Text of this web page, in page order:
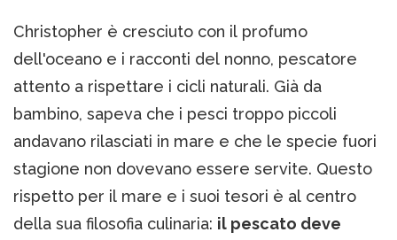
Christopher è cresciuto con il profumo
dell'oceano e i racconti del nonno, pescatore
attento a rispettare i cicli naturali. Già da
bambino, sapeva che i pesci troppo piccoli
andavano rilasciati in mare e che le specie fuori
stagione non dovevano essere servite. Questo
rispetto per il mare e i suoi tesori è al centro
della sua filosofia culinaria: il pescato deve